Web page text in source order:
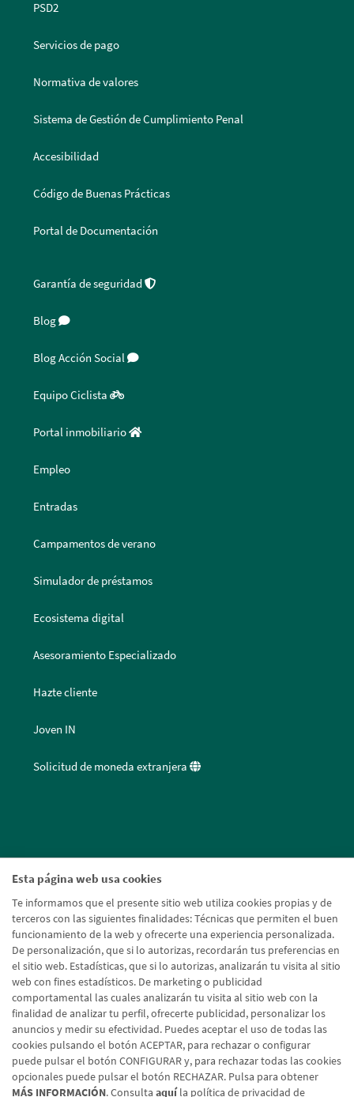
Esta página web usa cookies
Te informamos que el presente sitio web utiliza cookies propias y de
terceros con las siguientes finalidades: Técnicas que permiten el buen
funcionamiento de la web y ofrecerte una experiencia personalizada.
De personalización, que si lo autorizas, recordarán tus preferencias en
el sitio web. Estadísticas, que si lo autorizas, analizarán tu visita al sitio
web con fines estadísticos. De marketing o publicidad
comportamental las cuales analizarán tu visita al sitio web con la
finalidad de analizar tu perfil, ofrecerte publicidad, personalizar los
anuncios y medir su efectividad. Puedes aceptar el uso de todas las
cookies pulsando el botón ACEPTAR, para rechazar o configurar
puede pulsar el botón CONFIGURAR y, para rechazar todas las cookies
opcionales puede pulsar el botón RECHAZAR. Pulsa para obtener
MÁS INFORMACIÓN. Consulta aquíla política de privacidad de
PSD2
Servicios de pago
Normativa de valores
Sistema de Gestión de Cumplimiento Penal
Accesibilidad
Código de Buenas Prácticas
Portal de Documentación
Garantía de seguridad
Blog
Blog Acción Social
Equipo Ciclista
Portal inmobiliario
Empleo
Entradas
Campamentos de verano
Simulador de préstamos
Ecosistema digital
Asesoramiento Especializado
Hazte cliente
Joven IN
Solicitud de moneda extranjera